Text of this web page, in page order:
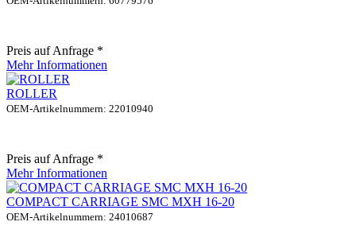
Preis auf Anfrage *
Mehr Informationen
ROLLER
OEM-Artikelnummern: 22010940
Preis auf Anfrage *
Mehr Informationen
COMPACT CARRIAGE SMC MXH 16-20
OEM-Artikelnummern: 24010687